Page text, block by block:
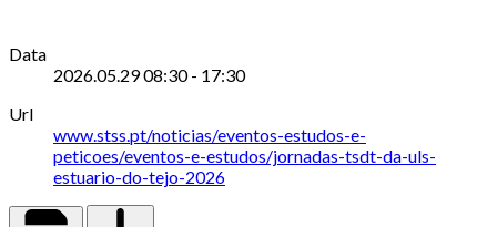
Data
2026.05.2908:30 - 17:30
Url
www.stss.pt/noticias/eventos-estudos-e-
peticoes/eventos-e-estudos/jornadas-tsdt-da-uls-
estuario-do-tejo-2026